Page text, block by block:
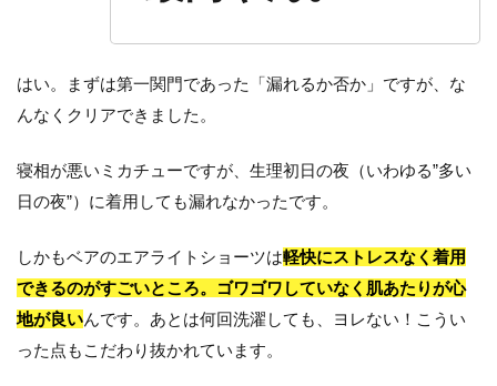
はい。まずは第一関門であった「漏れるか否か」ですが、な
んなくクリアできました。
寝相が悪いミカチューですが、生理初日の夜（いわゆる”多い
日の夜”）に着用しても漏れなかったです。
しかもベアのエアライトショーツは軽快にストレスなく着用
できるのがすごいところ。ゴワゴワしていなく肌あたりが心
地が良いんです。あとは何回洗濯しても、ヨレない！こうい
った点もこだわり抜かれています。